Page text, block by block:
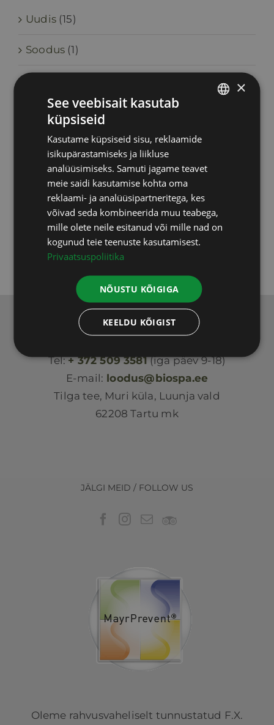
Uudis (15)
Soodus (1)
Upgraders (6)
Vastuvõtud (2)
Testid, uuringud (9)
Varia (5)
Koolitused (3)
Loodus BIOSPA
Tel:+ 372 509 3581(iga päev 9-18)
E-mail: loodus@biospa.ee
Tilga tee, Muri küla, Luunja vald
62208 Tartu mk
JÄLGI MEID / FOLLOW US
Oleme rahvusvaheliselt tunnustatud F.X.
×
See veebisait kasutab
küpsiseid
Kasutame küpsiseid sisu, reklaamide
isikupärastamiseks ja liikluse
analüüsimiseks. Samuti jagame teavet
meie saidi kasutamise kohta oma
reklaami- ja analüüsipartneritega, kes
võivad seda kombineerida muu teabega,
mille olete neile esitanud või mille nad on
kogunud teie teenuste kasutamisest.
Privaatsuspoliitika
NÕUSTU KÕIGIGA
KEELDU KÕIGIST